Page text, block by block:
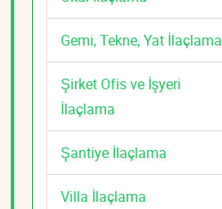
Gemi, Tekne, Yat İlaçlama
Şirket Ofis ve İşyeri
İlaçlama
Şantiye İlaçlama
Villa İlaçlama